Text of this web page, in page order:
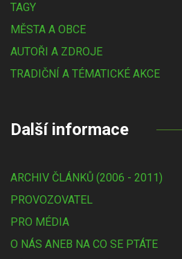
TAGY
MĚSTA A OBCE
AUTOŘI A ZDROJE
TRADIČNÍ A TÉMATICKÉ AKCE
Další informace
ARCHIV ČLÁNKŮ (2006 - 2011)
PROVOZOVATEL
PRO MÉDIA
O NÁS ANEB NA CO SE PTÁTE